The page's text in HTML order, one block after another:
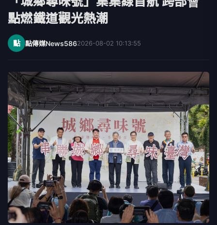
點燃鐵道觀光熱潮
點 點傳媒News5862026-08-02 10:13:55